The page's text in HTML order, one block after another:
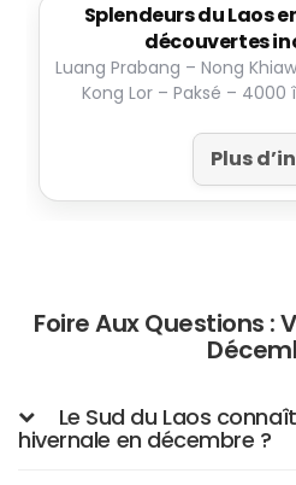
Splendeurs du Laos
découvertes
Luang Prabang – Nong
Kong Lor – Paksé –
Plus
Foire Aux Questions :
Le Sud du Laos
hivernale en décembre ?